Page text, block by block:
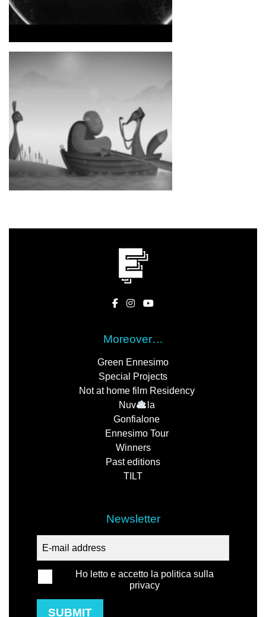
Moreover…
Green Ennesimo
Special Projects
Not at home film Residency
Nuv
la
Gonfialone
Ennesimo Tour
Winners
Past editions
TILT
Newsletter
Ho letto e accetto la politica sulla
privacy
SUBMIT